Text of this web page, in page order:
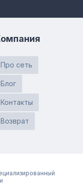
Про сеть
Блог
Контакты
Возврат